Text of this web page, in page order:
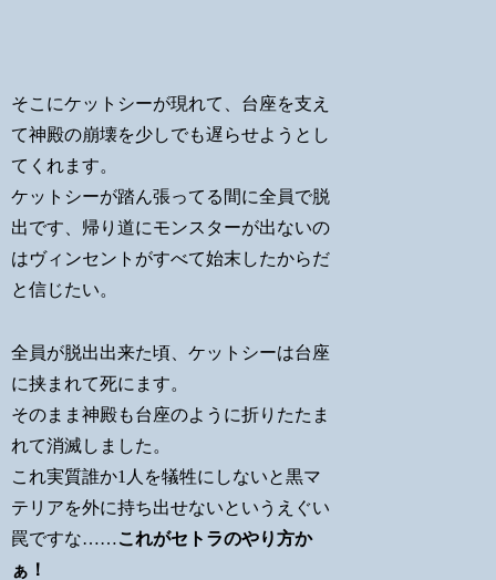
そこにケットシーが現れて、台座を支え
て神殿の崩壊を少しでも遅らせようとし
てくれます。
ケットシーが踏ん張ってる間に全員で脱
出です、帰り道にモンスターが出ないの
はヴィンセントがすべて始末したからだ
と信じたい。
全員が脱出出来た頃、ケットシーは台座
に挟まれて死にます。
そのまま神殿も台座のように折りたたま
れて消滅しました。
これ実質誰か1人を犠牲にしないと黒マ
テリアを外に持ち出せないというえぐい
罠ですな……これがセトラのやり方か
ぁ！